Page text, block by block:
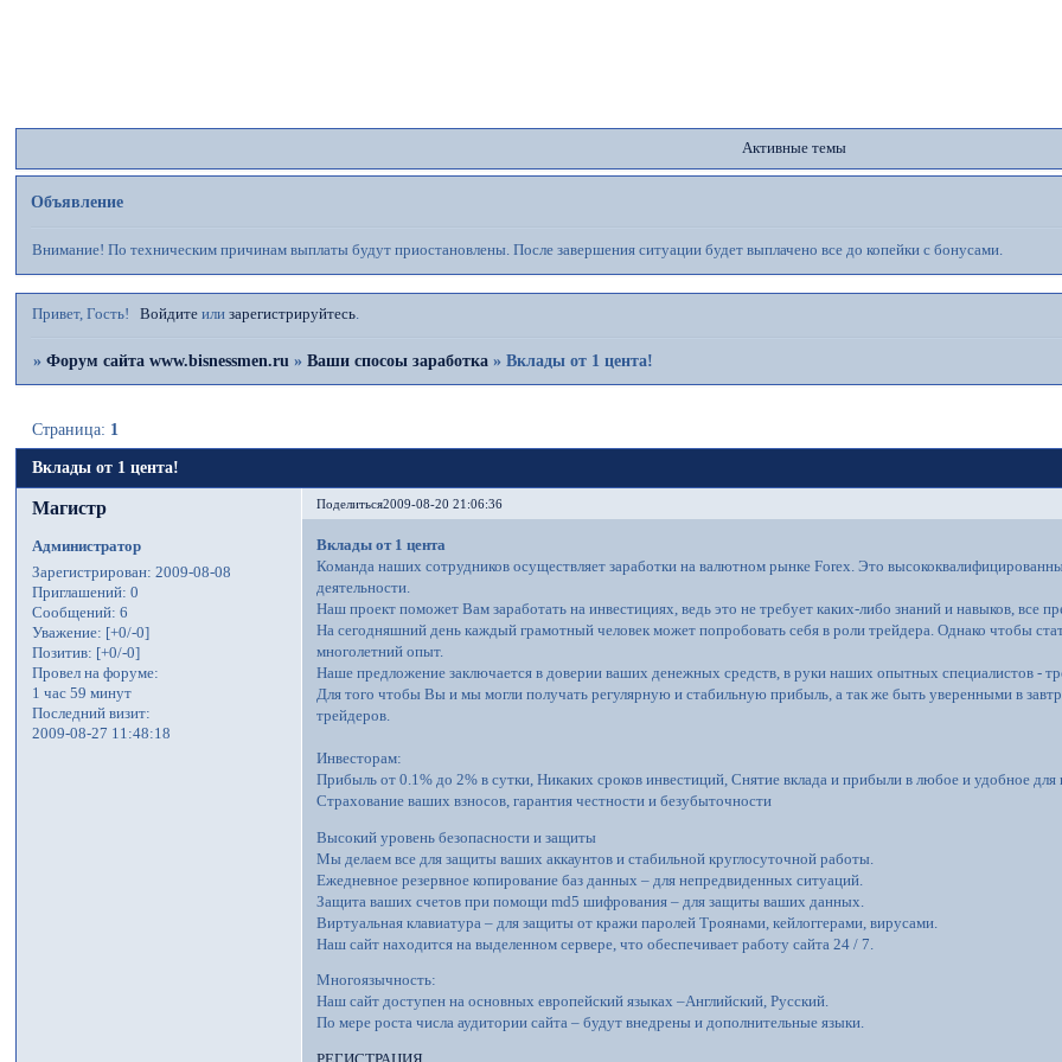
Активные темы
Объявление
Внимание! По техническим причинам выплаты будут приостановлены. После завершения ситуации будет выплачено все до копейки с бонусами.
Привет, Гость! Войдите илизарегистрируйтесь.
»Форум сайта www.bisnessmen.ru »Ваши спосоы заработка »Вклады от 1 цента!
Вклады от 1 цента!
Страница: 1
Поделиться2009-08-20 21:06:36
Магистр
Администратор
Зарегистрирован: 2009-08-08
Приглашений: 0
Сообщений: 6
Уважение: [+0/-0]
Позитив: [+0/-0]
Провел на форуме:
1 час 59 минут
Последний визит:
2009-08-27 11:48:18
Вклады от 1 цента
Команда наших сотрудников осуществляет заработки на валютном рынке Forex. Это
деятельности.
Наш проект поможет Вам заработать на инвестициях, ведь это не требует каких-либо знаний и навыков, все
На сегодняшний день каждый грамотный человек может попробовать себя в роли трейдера. Однако чтобы
многолетний опыт.
Наше предложение заключается в доверии ваших денежных средств, в руки наших опытных специалистов -
Для того чтобы Вы и мы могли получать регулярную и стабильную прибыль, а так же быть уверенными в
трейдеров.
Инвесторам:
Прибыль от 0.1% до 2% в сутки, Никаких сроков инвестиций, Снятие вклада и прибыли в любое и удобное для
Страхование ваших взносов, гарантия честности и безубыточности
Высокий уровень безопасности и защиты
Мы делаем все для защиты ваших аккаунтов и стабильной круглосуточной работы.
Ежедневное резервное копирование баз данных – для непредвиденных ситуаций.
Защита ваших счетов при помощи md5 шифрования – для защиты ваших данных.
Виртуальная клавиатура – для защиты от кражи паролей Троянами, кейлоггерами, вирусами.
Наш сайт находится на выделенном сервере, что обеспечивает работу сайта 24 / 7.
Многоязычность:
Наш сайт доступен на основных европейский языках –Английский, Русский.
По мере роста числа аудитории сайта – будут внедрены и дополнительные языки.